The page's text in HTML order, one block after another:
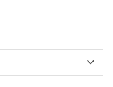
планки 2шт,
2шт.